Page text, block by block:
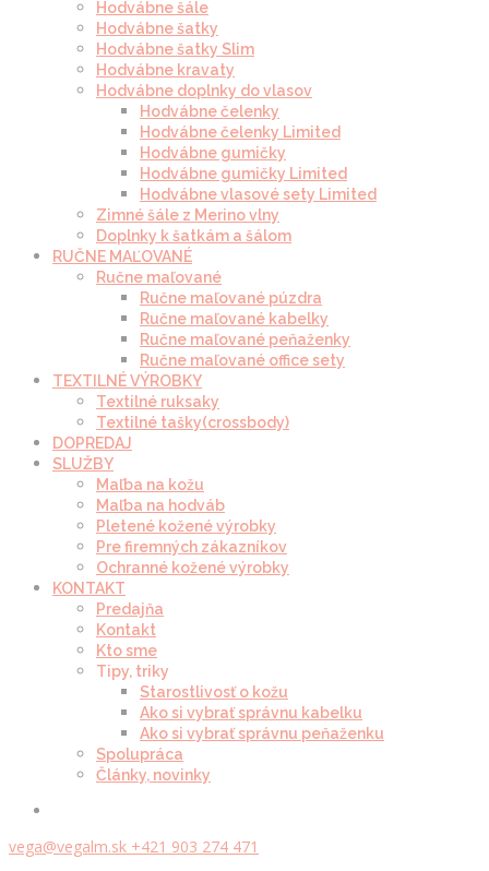
Hodvábne šále
Hodvábne šatky
Hodvábne šatky Slim
Hodvábne kravaty
Hodvábne doplnky do vlasov
Hodvábne čelenky
Hodvábne čelenky Limited
Hodvábne gumičky
Hodvábne gumičky Limited
Hodvábne vlasové sety Limited
Zimné šále z Merino vlny
Doplnky k šatkám a šálom
RUČNE MAĽOVANÉ
Ručne maľované
Ručne maľované púzdra
Ručne maľované kabelky
Ručne maľované peňaženky
Ručne maľované office sety
TEXTILNÉ VÝROBKY
Textilné ruksaky
Textilné tašky(crossbody)
DOPREDAJ
SLUŽBY
Maľba na kožu
Maľba na hodváb
Pletené kožené výrobky
Pre firemných zákazníkov
Ochranné kožené výrobky
KONTAKT
Predajňa
Kontakt
Kto sme
Tipy, triky
Starostlivosť o kožu
Ako si vybrať správnu kabelku
Ako si vybrať správnu peňaženku
Spolupráca
Články, novinky
vega@vegalm.sk +421 903 274 471